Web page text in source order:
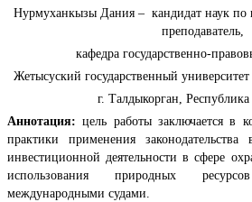
Нурмуханкызы Дания – кандидат наук по
преподаватель,
кафедра государственно-
Жетысуский государственный
г. Талдыкорган, Республика
Аннотация: цель работы заключается в
практики применения законодательства
инвестиционной деятельности в сфере
использования природных
международными судами.